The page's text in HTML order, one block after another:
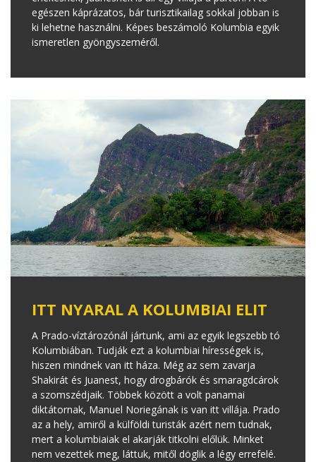
egészen káprázatos, bár turisztikailag sokkal jobban is
ki lehetne használni. Képes beszámoló Kolumbia egyik
ismeretlen gyöngyszeméről.
ITT NYARAL A KOLUMBIAI ELIT
A Prado-víztározónál jártunk, ami az egyik legszebb tó
Kolumbiában. Tudják ezt a kolumbiai hírességek is,
hiszen mindnek van itt háza. Még az sem zavarja
Shakirát és Juanest, hogy drogbárók és smaragdcárok
a szomszédjaik. Többek között a volt panamai
diktátornak, Manuel Noriegának is van itt villája. Prado
az a hely, amiről a külföldi turisták azért nem tudnak,
mert a kolumbiaiak el akarják titkolni előlük. Minket
nem vezettek meg, láttuk, mitől döglik a légy errefelé.